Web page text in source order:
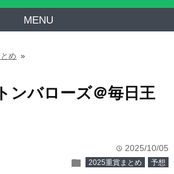
MENU
め »
ンバローズ＠毎日王
time 2025/10/05
folder 2025重賞まとめ 予想